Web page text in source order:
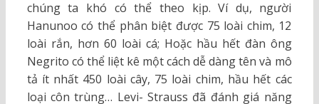
chúng ta khó có thể theo kịp. Ví dụ, người
Hanunoo có thể phân biệt được 75 loài chim, 12
loài rắn, hơn 60 loài cá; Hoặc hầu hết đàn ông
Negrito có thể liệt kê một cách dễ dàng tên và mô
tả ít nhất 450 loài cây, 75 loài chim, hầu hết các
loại côn trùng… Levi- Strauss đã đánh giá năng